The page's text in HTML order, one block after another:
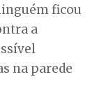
ficou
a
na parede